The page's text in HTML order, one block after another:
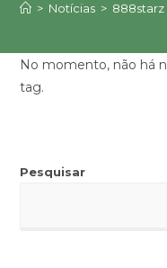
> Notícias > 888starz
No momento, não há
tag.
Pesquisar